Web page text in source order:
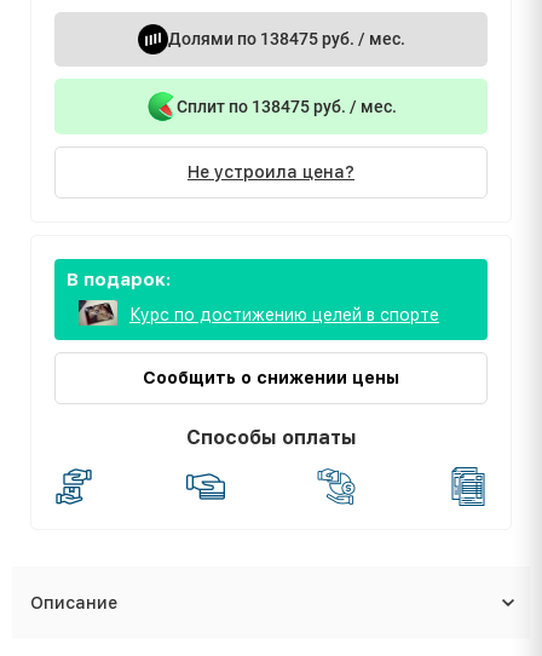
Долями по 138475 руб. / мес.
Сплит по 138475 руб. / мес.
Не устроила цена?
В подарок:
Курс по достижению целей в спорте
Сообщить о снижении цены
Способы оплаты
Описание